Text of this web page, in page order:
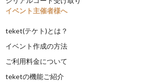
イベント主催者様へ
teket(テケト)とは？
イベント作成の方法
ご利用料金について
teketの機能ご紹介